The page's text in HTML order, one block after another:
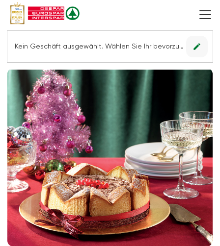
Kein Geschäft ausgewählt. Wählen Sie Ihr bevorzugtes Geschäft, um alle Angebote sehen zu können. edit